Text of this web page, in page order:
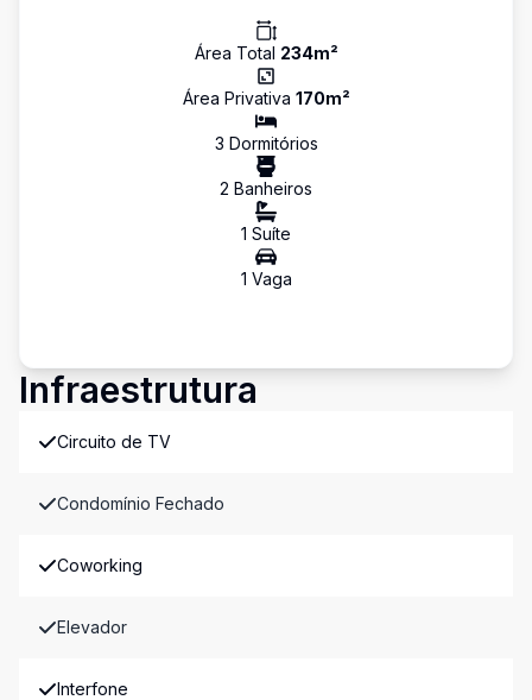
Área Total 234m²
Área Privativa 170m²
3 Dormitórios
2 Banheiros
1 Suíte
1 Vaga
Infraestrutura
Circuito de TV
Condomínio Fechado
Coworking
Elevador
Interfone